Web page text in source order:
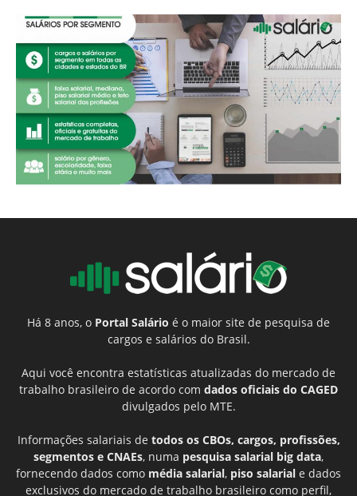
Há 8 anos, o Portal Salário é o maior site de pesquisa de
cargos e salários do Brasil.
Aqui você encontra estatísticas atualizadas do mercado de
trabalho brasileiro de acordo com dados oficiais do CAGED
divulgados pelo MTE.
Informações salariais de todos os CBOs, cargos, profissões,
segmentos e CNAEs, numa pesquisa salarial big data,
fornecendo dados como média salarial, piso salarial e dados
exclusivos do mercado de trabalho brasileiro como perfil,